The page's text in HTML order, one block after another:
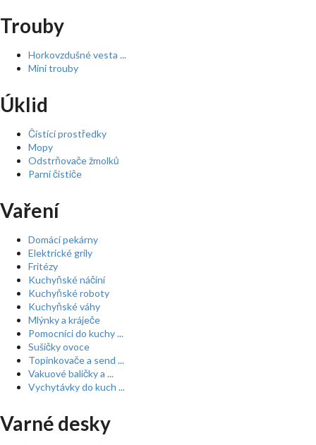
Trouby
Horkovzdušné vesta ...
Mini trouby
Úklid
Čistící prostředky
Mopy
Odstrňovače žmolků
Parní čističe
Vaření
Domácí pekárny
Elektrické grily
Fritézy
Kuchyňské náčiní
Kuchyňské roboty
Kuchyňské váhy
Mlýnky a kráječe
Pomocníci do kuchy ...
Sušičky ovoce
Topinkovače a send ...
Vakuové baličky a ...
Vychytávky do kuch ...
Varné desky